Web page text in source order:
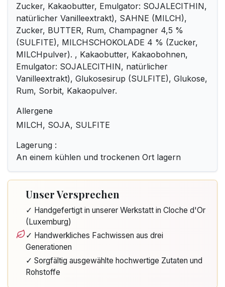
Zucker, Kakaobutter, Emulgator: SOJALECITHIN,
natürlicher Vanilleextrakt), SAHNE (MILCH),
Zucker, BUTTER, Rum, Champagner 4,5 %
(SULFITE), MILCHSCHOKOLADE 4 % (Zucker,
MILCHpulver). , Kakaobutter, Kakaobohnen,
Emulgator: SOJALECITHIN, natürlicher
Vanilleextrakt), Glukosesirup (SULFITE), Glukose,
Rum, Sorbit, Kakaopulver.
Allergene
MILCH, SOJA, SULFITE
Lagerung :
An einem kühlen und trockenen Ort lagern
Unser Versprechen
✓ Handgefertigt in unserer Werkstatt in Cloche d'Or
(Luxemburg)
✓ Handwerkliches Fachwissen aus drei
Generationen
✓ Sorgfältig ausgewählte hochwertige Zutaten und
Rohstoffe